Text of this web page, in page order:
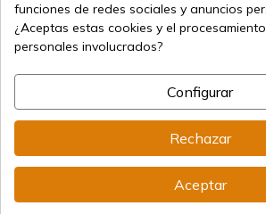
9,52 €
funciones de redes sociales y anuncios
¿Aceptas estas cookies y el
personales involucrados?
Configurar
Rechazar
Aceptar